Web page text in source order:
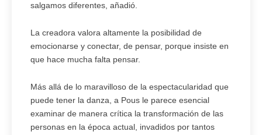
salgamos diferentes, añadió.
La creadora valora altamente la posibilidad de
emocionarse y conectar, de pensar, porque insiste en
que hace mucha falta pensar.
Más allá de lo maravilloso de la espectacularidad que
puede tener la danza, a Pous le parece esencial
examinar de manera crítica la transformación de las
personas en la época actual, invadidos por tantos